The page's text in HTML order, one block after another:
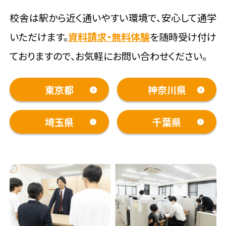
校舎は駅から近く通いやすい環境で、安心して通学
いただけます。資料請求・無料体験を随時受け付け
ておりますので、お気軽にお問い合わせください。
東京都 神奈川県
埼玉県 千葉県